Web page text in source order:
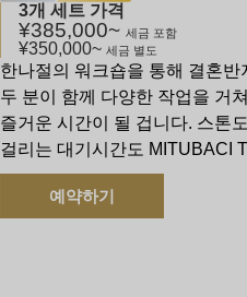
3개 세트 가격
¥385,000~ 세금 포함
¥350,000~ 세금 별도
한나절의 워크숍을 통해 결혼
두 분이 함께 다양한 작업을 거
즐거운 시간이 될 겁니다. 스톤
걸리는 대기시간도 MITUBACI
예약하기